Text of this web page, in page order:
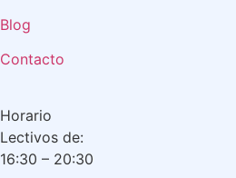
Blog
Contacto
Horario
Lectivos de:
16:30 – 20:30